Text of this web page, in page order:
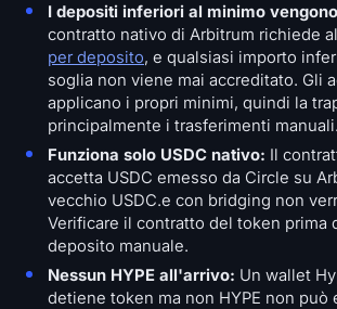
I depositi inferiori al minimo
contratto nativo di Arbitrum richiede
per deposito, e qualsiasi importo
soglia non viene mai accreditato. Gli
applicano i propri minimi, quindi la
principalmente i trasferimenti manuali.
Funziona solo USDC nativo: Il
accetta USDC emesso da Circle su
vecchio USDC.e con bridging non
Verificare il contratto del token prima
deposito manuale.
Nessun HYPE all'arrivo: Un wallet
detiene token ma non HYPE non può